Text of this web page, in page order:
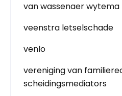
van wassenaer wytema
veenstra letselschade
venlo
vereniging van
scheidingsmediators